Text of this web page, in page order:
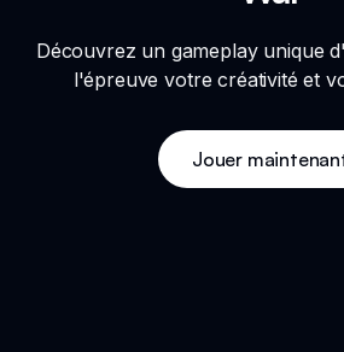
Découvrez un gameplay unique
l'épreuve votre créativité et
Jouer